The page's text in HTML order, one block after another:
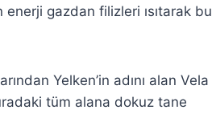
enerji gazdan filizleri ısıtarak bu
Yelken’in adını alan Vela
tüm alana dokuz tane